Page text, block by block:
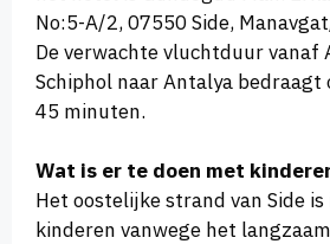
No:5-A/2, 07550 Side,
De verwachte vluchtduur vanaf
Schiphol naar Antalya bedraagt
45 minuten.
Wat is er te doen met
Het oostelijke strand van Side
kinderen vanwege het